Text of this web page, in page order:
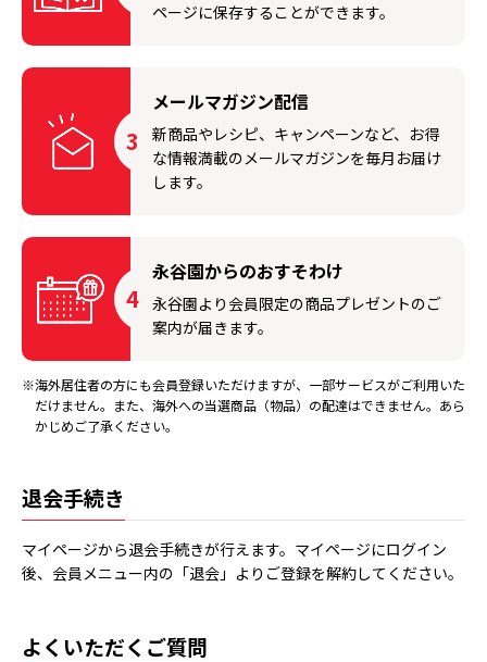
ページに保存することができます。
3
メールマガジン配信
新商品やレシピ、キャンペーンなど、お得
な情報満載のメールマガジンを毎月お届け
します。
4
永谷園からのおすそわけ
永谷園より会員限定の商品プレゼントのご
案内が届きます。
※海外居住者の方にも会員登録いただけますが、一部サービスがご利用いた
だけません。また、海外への当選商品（物品）の配達はできません。あら
かじめご了承ください。
退会手続き
マイページから退会手続きが行えます。マイページにログイン
後、会員メニュー内の「退会」よりご登録を解約してください。
よくいただくご質問